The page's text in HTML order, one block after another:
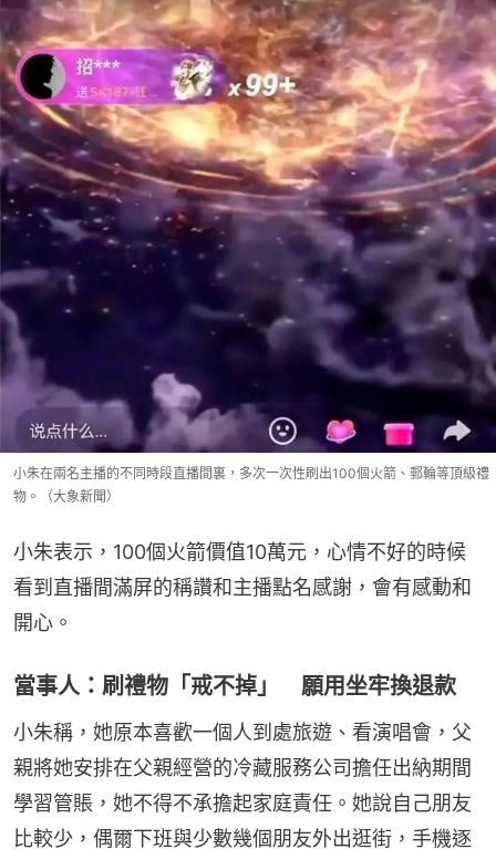
小朱在兩名主播的不同時段直播間裏，多次一次性刷出100個火箭、郵輪等頂級禮
物。（大象新聞）
小朱表示，100個火箭價值10萬元，心情不好的時候
看到直播間滿屏的稱讚和主播點名感謝，會有感動和
開心。
當事人：刷禮物「戒不掉」 願用坐牢換退款
小朱稱，她原本喜歡一個人到處旅遊、看演唱會，父
親將她安排在父親經營的冷藏服務公司擔任出納期間
學習管賬，她不得不承擔起家庭責任。她說自己朋友
比較少，偶爾下班與少數幾個朋友外出逛街，手機逐